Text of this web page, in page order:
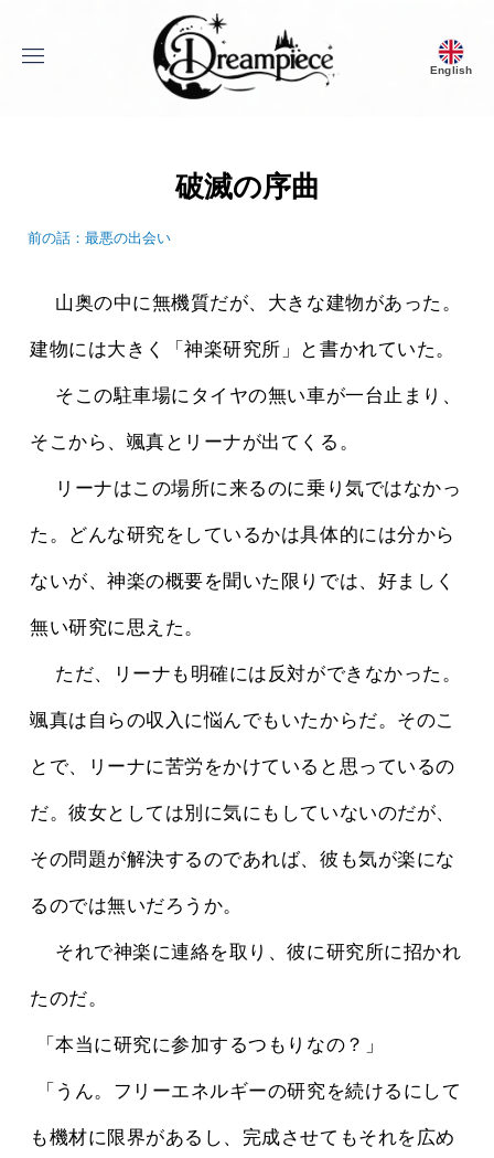
menu English
Dream Piece
破滅の序曲
前の話：最悪の出会い
建物には大きく「神楽研究所」と書かれていた。
そこから、颯真とリーナが出てくる。
た。どんな研究をしているかは具体的には分から
ないが、神楽の概要を聞いた限りでは、好ましく
無い研究に思えた。
颯真は自らの収入に悩んでもいたからだ。そのこ
とで、リーナに苦労をかけていると思っているの
だ。彼女としては別に気にもしていないのだが、
その問題が解決するのであれば、彼も気が楽にな
るのでは無いだろうか。
たのだ。
「本当に研究に参加するつもりなの？」
も機材に限界があるし、完成させてもそれを広め